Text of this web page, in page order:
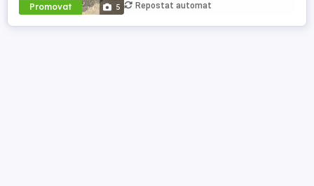
Promovat 5
Repostat automat